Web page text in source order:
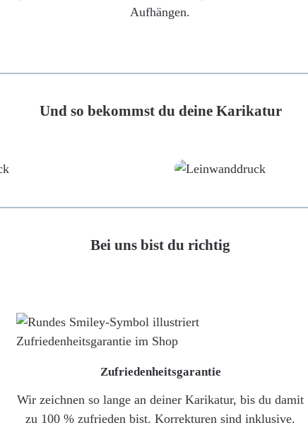
Aufhängen.
Und so bekommst du deine Karikatur
Bei uns bist du richtig
Zufriedenheitsgarantie
Wir zeichnen so lange an deiner Karikatur, bis du damit
zu 100 % zufrieden bist. Korrekturen sind inklusive.